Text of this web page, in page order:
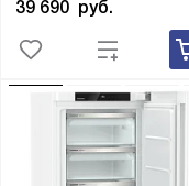
39 690 руб.